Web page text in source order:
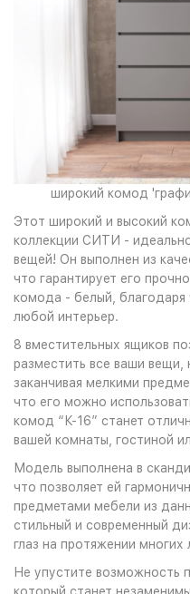
широкий комод
Этот широкий и высокий
коллекции СИТИ -
вещей! Он выполнен из
что гарантирует его
комода - белый, благодаря
любой интерьер.
8 вместительных ящиков
разместить все ваши
заканчивая мелкими
что его можно
комод “К-16” станет
вашей комнаты, гостиной
Модель выполнена в
что позволяет ей
предметами мебели из
стильный и современный
глаз на протяжении многих
Не упустите возможность